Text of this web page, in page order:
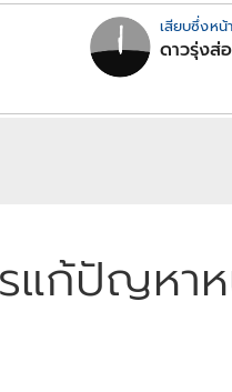
เสียบซึ่งหน้า
ดาวรุ่งส่
รแก้ปัญหา